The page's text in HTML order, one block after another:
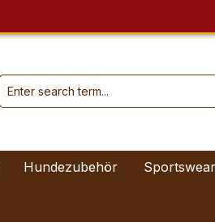
Hundezubehör